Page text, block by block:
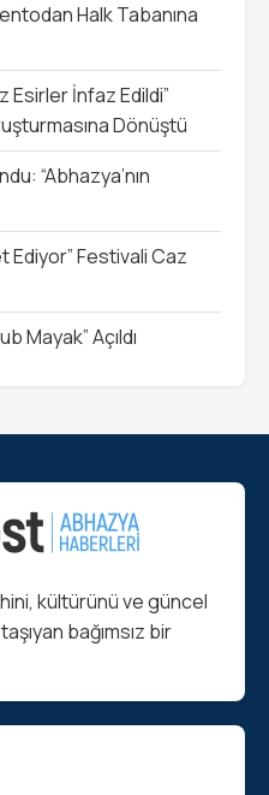
Halk Tabanına
Esirler İnfaz Edildi”
Dönüştü
“Abhazya’nın
Ediyor” Festivali Caz
Mayak” Açıldı
kültürünü ve güncel
bağımsız bir